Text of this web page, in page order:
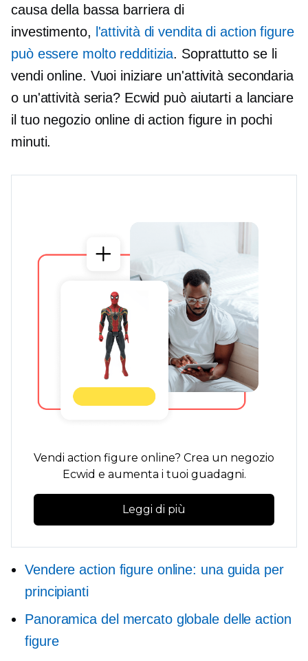
causa della bassa barriera di
investimento, l'attività di vendita di action figure
può essere molto redditizia. Soprattutto se li
vendi online. Vuoi iniziare un'attività secondaria
o un'attività seria? Ecwid può aiutarti a lanciare
il tuo negozio online di action figure in pochi
minuti.
Vendi action figure online? Crea un negozio
Ecwid e aumenta i tuoi guadagni.
Leggi di più
Vendere action figure online: una guida per
principianti
Panoramica del mercato globale delle action
figure